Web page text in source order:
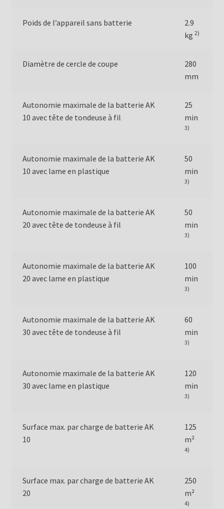
Poids de l’appareil sans batterie
2.9
kg2)
Diamètre de cercle de coupe
280
mm
Autonomie maximale de la batterie AK
10 avec tête de tondeuse à fil
25
min
3)
Autonomie maximale de la batterie AK
10 avec lame en plastique
50
min
3)
Autonomie maximale de la batterie AK
20 avec tête de tondeuse à fil
50
min
3)
Autonomie maximale de la batterie AK
20 avec lame en plastique
100
min
3)
Autonomie maximale de la batterie AK
30 avec tête de tondeuse à fil
60
min
3)
Autonomie maximale de la batterie AK
30 avec lame en plastique
120
min
3)
Surface max. par charge de batterie AK
10
125
m²
4)
Surface max. par charge de batterie AK
20
250
m²
4)